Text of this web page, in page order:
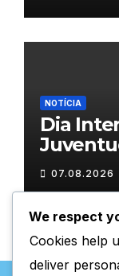
NOTÍCIA
Dia
Chaves
gratuitas
07.08.2026
We respect
Cookies help
deliver